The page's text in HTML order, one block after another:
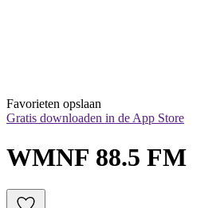
Favorieten opslaan
Gratis downloaden in de App Store
WMNF 88.5 FM